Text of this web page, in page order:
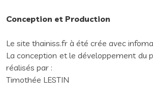
Conception et Production
Le site thainiss.fr à été crée avec
La conception et le développement du
réalisés par :
Timothée LESTIN